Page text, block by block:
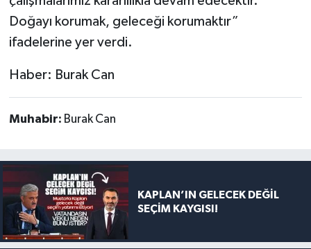
Doğayı korumak, geleceği korumaktır”
ifadelerine yer verdi.
Haber: Burak Can
Muhabir: Burak Can
KAPLAN’IN GELECEK DEĞİL
SEÇİM KAYGISI!